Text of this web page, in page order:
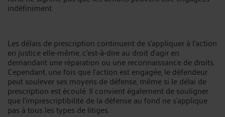
indéfiniment.
Les délais de prescription continuent de s'appliquer à l'action
en justice elle-même, c'est-à-dire au droit d'agir en
demandant une réparation ou une reconnaissance de droits.
Cependant, une fois que l'action est engagée, le défendeur
peut soulever ses moyens de défense, même si le délai de
prescription est écoulé. Il convient également de souligner
que l'imprescriptibilité de la défense au fond ne s'applique
pas à tous les types de litiges.